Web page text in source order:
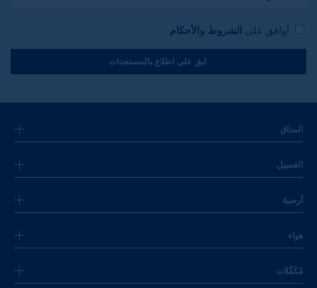
أوافق على الشروط والأحكام
ابق على اطلاع بالمستجدات
المذاق
الغسيل
أرضية
هواء
مُكَمِّلات